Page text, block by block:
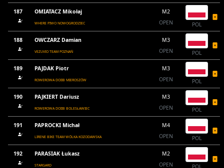
187 OMIATACZ Mikołaj
WHERE PIWO NOWOGRODZIEC
M2
OPEN
POL
188 OWCZARZ Damian
VEZUVIO TEAM POZNAŃ
M3
OPEN
POL
189 PAJDAK Piotr
ROWEROWA DOIIB MIEROSZÓW
M3
OPEN
POL
190 PAJKIERT Dariusz
ROWEROWA DOIIB BOLESŁAWIEC
M3
OPEN
POL
191 PAPROCKI Michał
LIRENE BIKE TEAM WÓLKA KOZODAWSKA
M4
OPEN
POL
192 PARASIAK Łukasz
STARGARD
M2
OPEN
POL